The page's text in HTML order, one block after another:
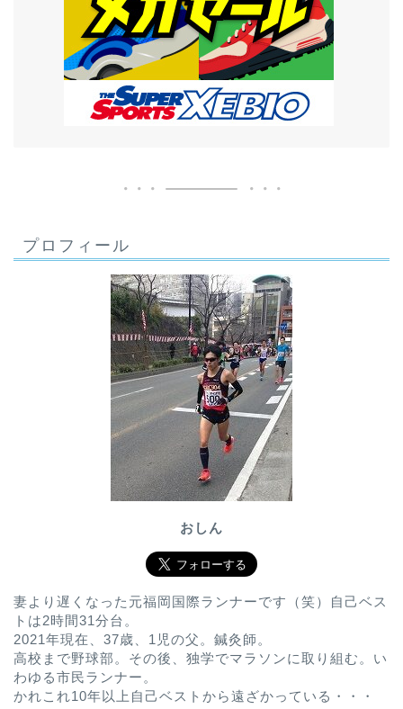
プロフィール
おしん
妻より遅くなった元福岡国際ランナーです（笑）自己ベス
トは2時間31分台。
2021年現在、37歳、1児の父。鍼灸師。
高校まで野球部。その後、独学でマラソンに取り組む。い
わゆる市民ランナー。
かれこれ10年以上自己ベストから遠ざかっている・・・